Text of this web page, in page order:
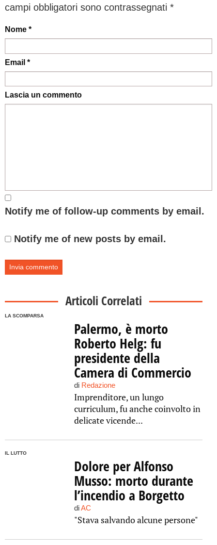
campi obbligatori sono contrassegnati *
Nome *
Email *
Lascia un commento
Notify me of follow-up comments by email.
Notify me of new posts by email.
Articoli Correlati
LA SCOMPARSA
Palermo, è morto
Roberto Helg: fu
presidente della
Camera di Commercio
di Redazione
Imprenditore, un lungo
curriculum, fu anche coinvolto in
delicate vicende...
IL LUTTO
Dolore per Alfonso
Musso: morto durante
l’incendio a Borgetto
diAC
"Stava salvando alcune persone"